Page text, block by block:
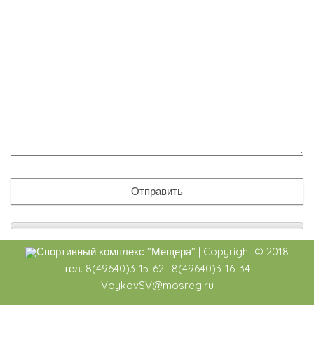
Спортивный комплекс "Мещера" | Copyright © 2018
тел. 8(49640)3-15-62 | 8(49640)3-16-34
VoykovSV@mosreg.ru